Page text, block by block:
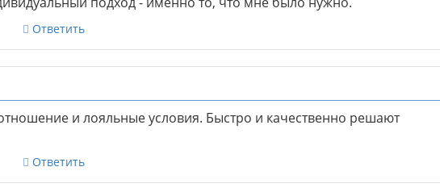
Ответить
и лояльные условия. Быстро и качественно решают
Ответить